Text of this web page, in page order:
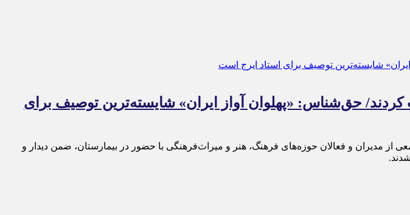
حق‌شناس: «پهلوان آواز ایران» شایسته‌ترین توصیف برای
از مدیران و فعالان حوزه‌های فرهنگ، هنر و میراث‌فرهنگی با حضور در بیمارستان، ضمن دیدار و